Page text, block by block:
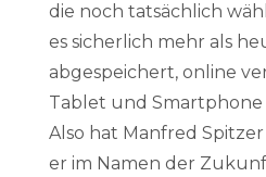
die noch tatsächlich
es sicherlich mehr als
abgespeichert, online
Tablet und Smartphone
Also hat Manfred
er im Namen der